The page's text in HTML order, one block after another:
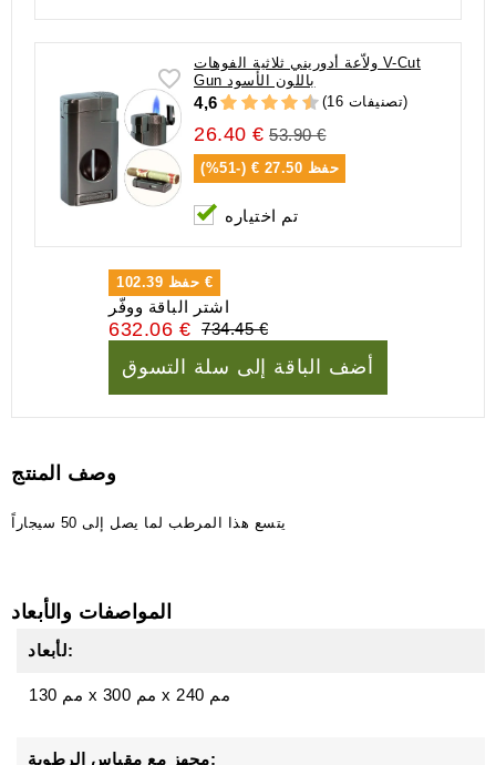
ولاّعة أدوريني ثلاثية الفوهات V-Cut
Gun باللون الأسود
4,6 (16 تصنيفات)
26.40 € 53.90 €
حفظ 27.50 € (-51%)
تم اختياره
حفظ 102.39 €
اشتر الباقة ووفّر
632.06 € 734.45 €
أضف الباقة إلى سلة التسوق
وصف المنتج
يتسع هذا المرطب لما يصل إلى 50 سيجاراً
المواصفات والأبعاد
لأبعاد:
130 مم x 300 مم x 240 مم
مجهز مع مقياس الرطوبة: